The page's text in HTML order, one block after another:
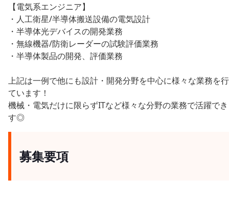
【電気系エンジニア】
・人工衛星/半導体搬送設備の電気設計
・半導体光デバイスの開発業務
・無線機器/防衛レーダーの試験評価業務
・半導体製品の開発、評価業務
上記は一例で他にも設計・開発分野を中心に様々な業務を
ています！
機械・電気だけに限らずITなど様々な分野の業務で活躍で
す◎
募集要項